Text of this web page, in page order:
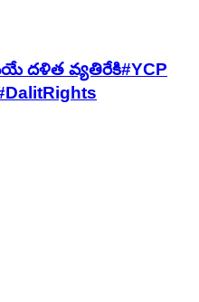
దళిత వ్యతిరేకి#YCP